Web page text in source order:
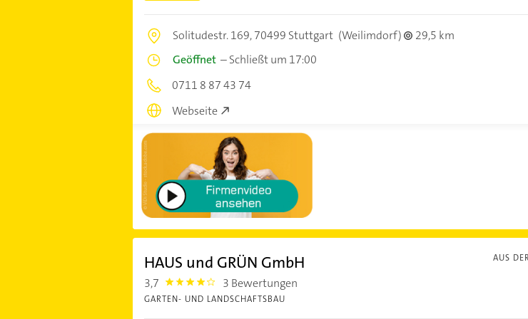
Solitudestr. 169,70499 Stuttgart (Weilimdorf)
29,5 km
Geöffnet–Schließt um 17:00
0711 8 87 43 74
Webseite
AUS
HAUS und GRÜN GmbH
3,7 3.7 3 Bewertungen
GARTEN- UND LANDSCHAFTSBAU